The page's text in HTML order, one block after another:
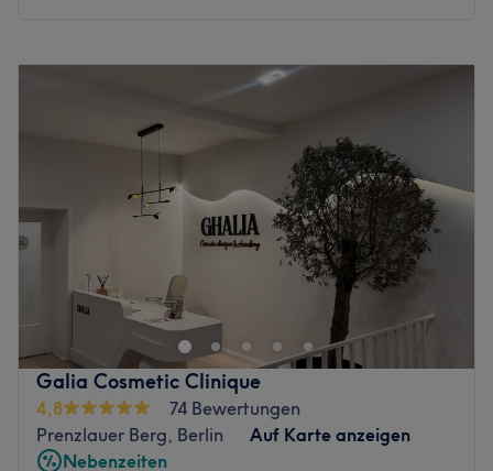
Donnerstag
10:00–20:00
10:00–20:00
Sonntag
Geschlossen
Im schönen Prenzlauer Berg kannst du es dir jetzt so
richtig gut gehen lassen. Zwischen Alltagsstress und
Großstadt-Trubel gönnt man sich leider viel zu selten eine
Auszeit. Bei Lavy Beauty & Wellness kannst du dich ab
sofort von Profis verwöhnen lassen und die Welt um dich
herum einfach mal vergessen. Alles was du für deine
Beauty-Auszeit brauchst, ist ein Termin und diesen
bekommst du über Treatwell – online oder per App!
Galia Cosmetic Clinique
4,8
74 Bewertungen
Prenzlauer Berg, Berlin
Auf Karte anzeigen
Nebenzeiten